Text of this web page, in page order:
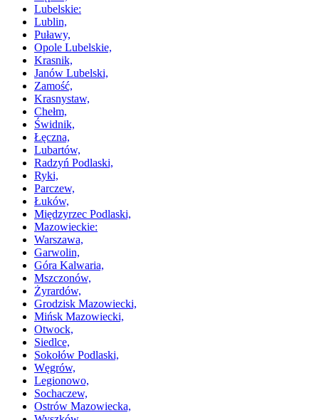
Lubelskie:
Lublin,
Puławy,
Opole Lubelskie,
Krasnik,
Janów Lubelski,
Zamość,
Krasnystaw,
Chełm,
Świdnik,
Łęczna,
Lubartów,
Radzyń Podlaski,
Ryki,
Parczew,
Łuków,
Międzyrzec Podlaski,
Mazowieckie:
Warszawa,
Garwolin,
Góra Kalwaria,
Mszczonów,
Żyrardów,
Grodzisk Mazowiecki,
Mińsk Mazowiecki,
Otwock,
Siedlce,
Sokołów Podlaski,
Węgrów,
Legionowo,
Sochaczew,
Ostrów Mazowiecka,